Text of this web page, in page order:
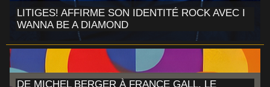
LITIGES! AFFIRME SON IDENTITÉ ROCK AVEC I
WANNA BE A DIAMOND
DE MICHEL BERGER À FRANCE GALL, LE